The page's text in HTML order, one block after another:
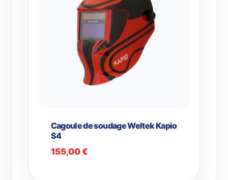
Cagoule de soudage Weltek Kapio
S4
155,00€